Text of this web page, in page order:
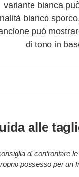
variante bianca
bianco
può
di tono in
alle
di confrontare
possesso per un